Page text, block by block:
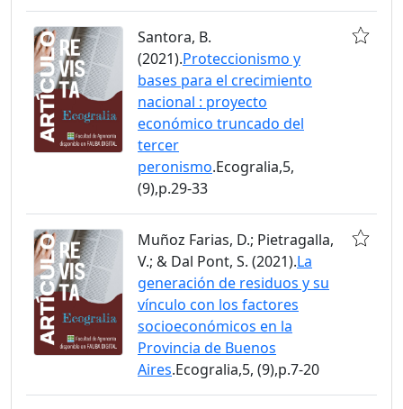
Santora, B.
(2021).Proteccionismo y
bases para el crecimiento
nacional : proyecto
económico truncado del
tercer
peronismo.Ecogralia,5,
(9),p.29-33
Muñoz Farias, D.; Pietragalla,
V.; & Dal Pont, S. (2021).La
generación de residuos y su
vínculo con los factores
socioeconómicos en la
Provincia de Buenos
Aires.Ecogralia,5, (9),p.7-20